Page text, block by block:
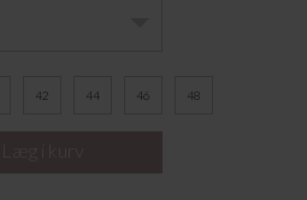
42 44 46 48